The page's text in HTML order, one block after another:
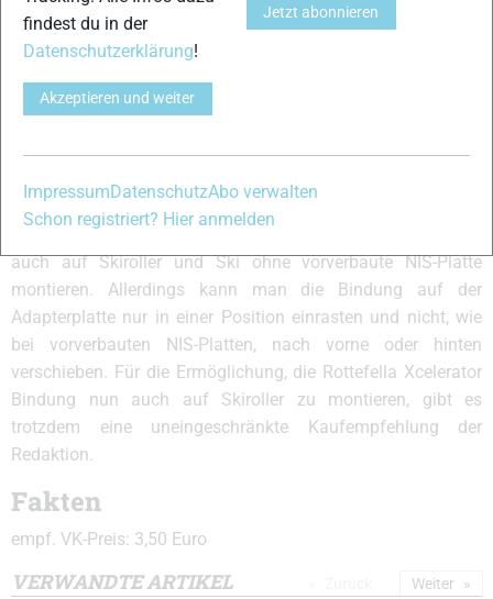
absolvierte Kilometer haben gezeigt: Der Aufwand hat sich
gelohnt. Das System arbeitet einwandfrei. Die Bindung sitzt
bombenfest und auch das Laufverhalten ist sehr gut. Der
Gummi hält das etwas höhere Gewicht des Skirollers ohne
Probleme am Schuh und auch sonst sind keine Nachteile der
Montage auf einem Skiroller zu erkennen.
Fazit
Mit der Rottefella Adapterplatte lassen sich NIS-Bindungen
auch auf Skiroller und Ski ohne vorverbaute NIS-Platte
montieren. Allerdings kann man die Bindung auf der
Adapterplatte nur in einer Position einrasten und nicht, wie
bei vorverbauten NIS-Platten, nach vorne oder hinten
verschieben. Für die Ermöglichung, die Rottefella Xcelerator
Bindung nun auch auf Skiroller zu montieren, gibt es
trotzdem eine uneingeschränkte Kaufempfehlung der
Redaktion.
Fakten
empf. VK-Preis: 3,50 Euro
VERWANDTE ARTIKEL Weiter
findest du in der
Datenschutzerklärung!
Akzeptieren und weiter
Jetzt abonnieren
Impressum DatenschutzAbo verwalten
Schon registriert? Hier anmelden